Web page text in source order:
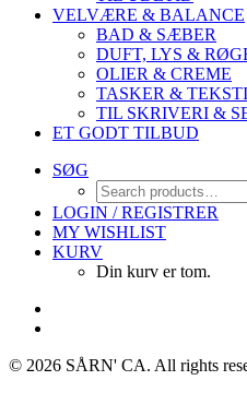
VELVÆRE & BALANCE
BAD & SÆBER
DUFT, LYS &
OLIER & CREME
TASKER &
TIL SKRIVERI &
ET GODT TILBUD
SØG
LOGIN / REGISTRER
MY WISHLIST
KURV
Din kurv er tom.
© 2026 SÅRN' CA. All rights